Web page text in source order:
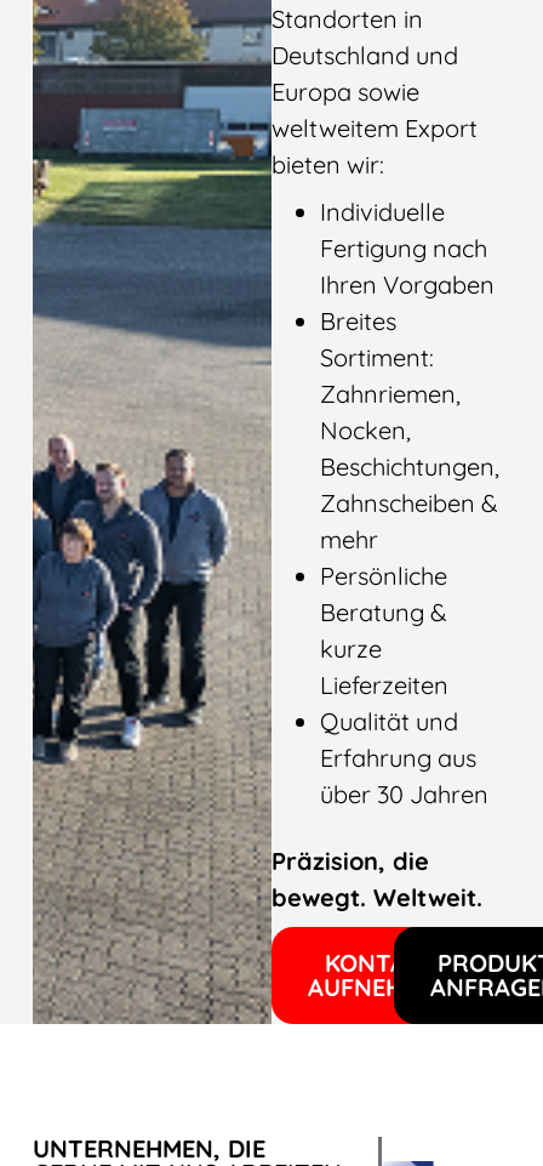
Standorten in
Deutschland und
Europa sowie
weltweitem Export
bieten wir:
Individuelle
Fertigung nach
Ihren Vorgaben
Breites
Sortiment:
Zahnriemen,
Nocken,
Beschichtungen,
Zahnscheiben &
mehr
Persönliche
Beratung &
kurze
Lieferzeiten
Qualität und
Erfahrung aus
über 30 Jahren
Präzision, die
bewegt. Weltweit.
KONTAKT
AUFNEHMEN
UNTERNEHMEN, DIE